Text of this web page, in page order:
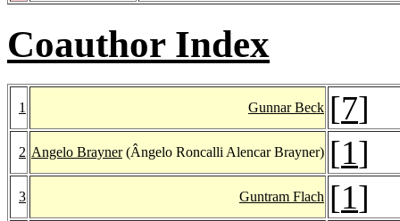
Coauthor Index
1 Gunnar Beck [7]
2 Angelo Brayner(Ângelo Roncalli Alencar Brayner) [1]
3 Guntram Flach [1]